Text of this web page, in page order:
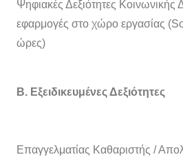
Ψηφιακές Δεξιότητες Κοινωνικής
εφαρμογές στο χώρο εργασίας
ώρες)
Β. Εξειδικευμένες Δεξιότητες
Επαγγελματίας Καθαριστής /